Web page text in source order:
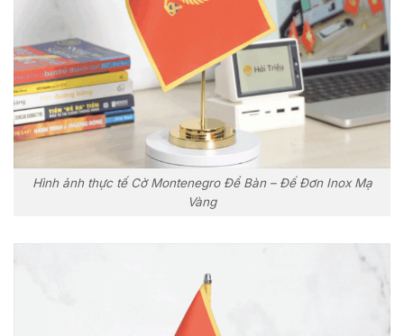
Hình ảnh thực tế Cờ Montenegro Để Bàn – Đế Đơn Inox Mạ
Vàng